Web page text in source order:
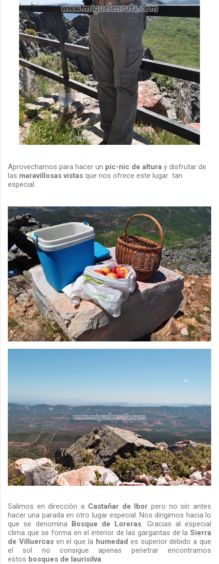
Aprovechamos para hacer un pic-nic de altura y disfrutar de
las maravillosas vistas que nos ofrece este lugar tan
especial.
Salimos en dirección a Castañar de Ibor pero no sin antes
hacer una parada en otro lugar especial. Nos dirigimos hacia lo
que se denomina Bosque de Loreras . Gracias al especial
clima que se forma en el interior de las gargantas de la Sierra
de Villuercasen el que la humedad es superior debido a que
el sol no consigue apenas penetrar encontramos
estos bosques de laurisilva